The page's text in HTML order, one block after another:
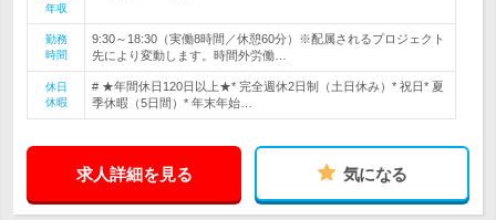
年収
勤務
時間
9:30～18:30（実働8時間／休憩60分）※配属されるプロジェクト
先により変動します。時間外労働…
休日
休暇
# ★年間休日120日以上★* 完全週休2日制（土日休み）* 祝日* 夏
季休暇（5日間）* 年末年始…
求人詳細を見る 気になる